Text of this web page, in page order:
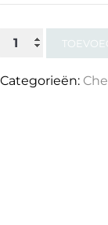
Checklist
onderneming
Categorieën: